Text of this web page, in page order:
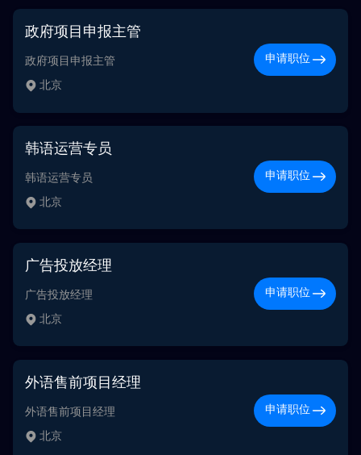
政府项目申报主管
政府项目申报主管
北京
申请职位
韩语运营专员
韩语运营专员
北京
申请职位
广告投放经理
广告投放经理
北京
申请职位
外语售前项目经理
外语售前项目经理
北京
申请职位